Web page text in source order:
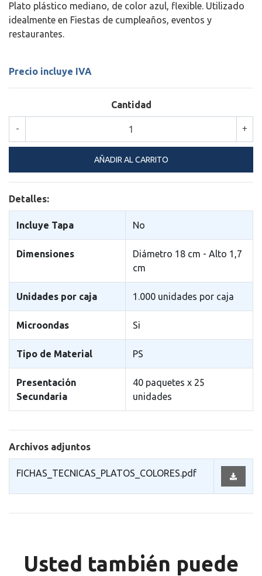
Plato plástico mediano, de color azul, flexible. Utilizado
idealmente en Fiestas de cumpleaños, eventos y
restaurantes.
Precio incluye IVA
Cantidad
+
-
Detalles:
Incluye Tapa No
Dimensiones
Diámetro 18 cm - Alto 1,7
cm
Unidades por caja 1.000 unidades por caja
Microondas Si
Tipo de Material PS
Presentación
Secundaria
40 paquetes x 25
unidades
Archivos adjuntos
FICHAS_TECNICAS_PLATOS_COLORES.pdf
Usted también puede